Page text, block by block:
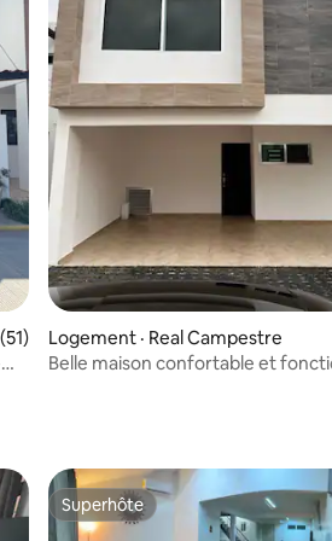
de 4,75 sur 5, 51 commentaires
Logement · Real Campestre
Belle maison confortable et
Superhôte
Superhôte